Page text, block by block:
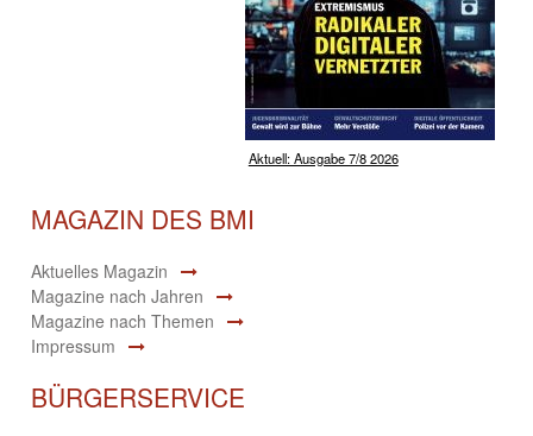
Aktuell: Ausgabe 7/8 2026
MAGAZIN DES BMI
Aktuelles Magazin
Magazine nach Jahren
Magazine nach Themen
Impressum
BÜRGERSERVICE